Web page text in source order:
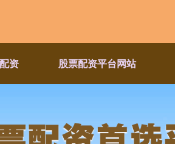
资 股票配资平台网站